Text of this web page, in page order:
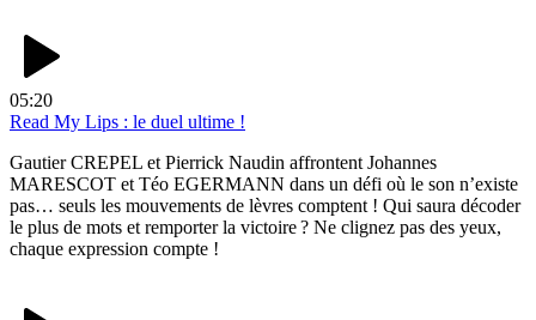
05:20
Read My Lips : le duel ultime !
Gautier CREPEL et Pierrick Naudin affrontent Johannes
MARESCOT et Téo EGERMANN dans un défi où le son n’existe
pas… seuls les mouvements de lèvres comptent ! Qui saura décoder
le plus de mots et remporter la victoire ? Ne clignez pas des yeux,
chaque expression compte !